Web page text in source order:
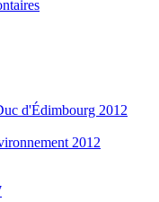
d'Édimbourg 2012
2012